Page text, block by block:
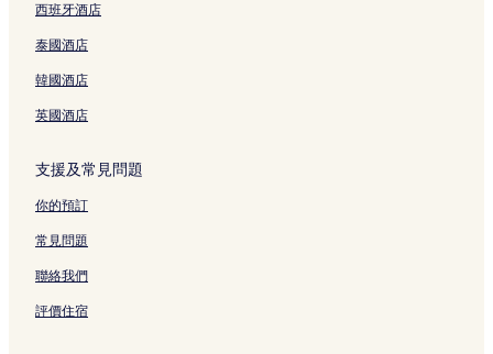
N
a
n
j
i
n
面
h
C
o
l
l
e
i
n
頁
面
面
g
頁
面
o
n
g
s
h
a
y
H
G
頁
面
e
N
a
n
j
i
頁
n
g
頁
面
N
a
n
j
i
n
面
h
e
U
n
b
o
d
o
l
l
e
t
s
N
a
n
j
i
H
p
p
y
V
l
西班牙酒店
泰國酒店
韓國酒店
英國酒店
支援及常見問題
你的預訂
常見問題
聯絡我們
評價住宿